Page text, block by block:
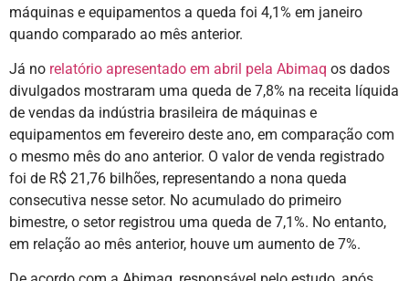
máquinas e equipamentos a queda foi 4,1% em janeiro
quando comparado ao mês anterior.
Já no relatório apresentado em abril pela Abimaq os dados
divulgados mostraram uma queda de 7,8% na receita líquida
de vendas da indústria brasileira de máquinas e
equipamentos em fevereiro deste ano, em comparação com
o mesmo mês do ano anterior. O valor de venda registrado
foi de R$ 21,76 bilhões, representando a nona queda
consecutiva nesse setor. No acumulado do primeiro
bimestre, o setor registrou uma queda de 7,1%. No entanto,
em relação ao mês anterior, houve um aumento de 7%.